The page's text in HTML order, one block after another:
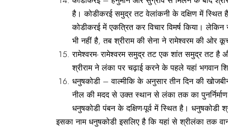
है। कोडीकरई समुद्र तट वेलांकनी के दक्षिण में स्थित
कोडीकरई में एकत्रित कर विचार विमर्ष किया।
भी नहीं है, तब श्रीराम की सेना ने रामेश्वरम की ओर
रामेश्‍वरम- रामेश्‍वरम समुद्र तट एक शांत समुद्र तट है
श्रीराम ने लंका पर चढ़ाई करने के पहले यहां भगवान
धनुषकोडी – वाल्मीकि के अनुसार तीन दिन की
नील की मदद से उक्त स्थान से लंका तक का
धनुषकोडी पंबन के दक्षिण-पूर्व में स्थित है। धनुषकोडी
इसका नाम धनुषकोडी इसलिए है कि यहां से श्रीलंका तक